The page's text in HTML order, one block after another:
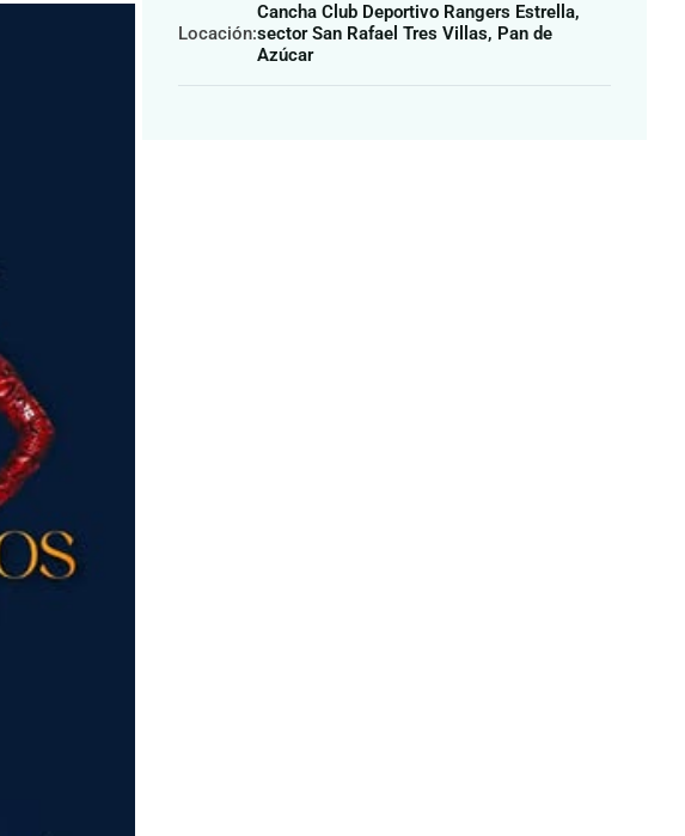
Locación:
Cancha Club Deportivo Rangers Estrella,
sector San Rafael Tres Villas, Pan de
Azúcar